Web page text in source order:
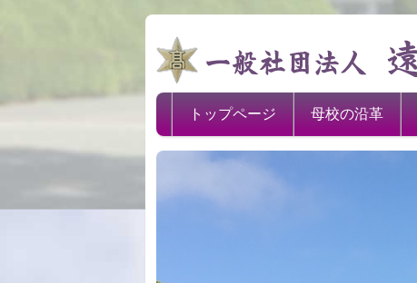
トップページ 母校の沿革